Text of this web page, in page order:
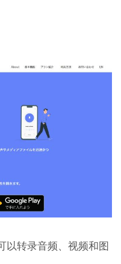
以转录音频、视频和图